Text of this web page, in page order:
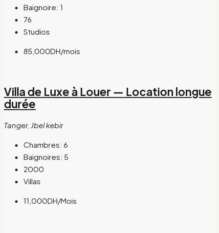
Baignoire: 1
76
Studios
85,000DH/mois
Villa de Luxe à Louer — Location longue
durée
Tanger, Jbel kebir
Chambres: 6
Baignoires: 5
2000
Villas
11,000DH/Mois